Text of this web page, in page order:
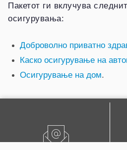
Пакетот ги вклучува
осигурувања:
Доброволно приватно
Каско осигурување на
Осигурување на дом.